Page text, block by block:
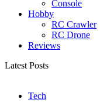
Console
Hobby
RC Crawler
RC Drone
Reviews
Latest Posts
Tech